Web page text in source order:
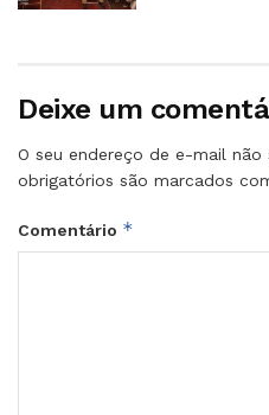
Deixe um
O seu endereço de e-mail não
obrigatórios são marcados
Comentário *